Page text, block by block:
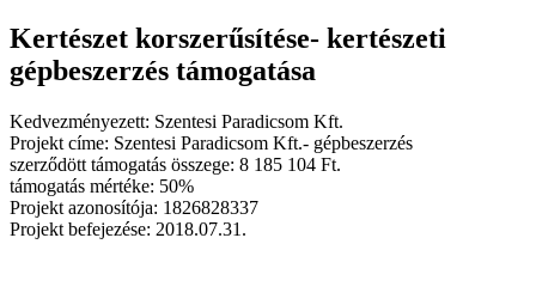
Kertészet korszerűsítése- kertészeti
gépbeszerzés támogatása
Kedvezményezett: Szentesi Paradicsom Kft.
Projekt címe: Szentesi Paradicsom Kft.- gépbeszerzés
szerződött támogatás összege: 8 185 104 Ft.
támogatás mértéke: 50%
Projekt azonosítója: 1826828337
Projekt befejezése: 2018.07.31.